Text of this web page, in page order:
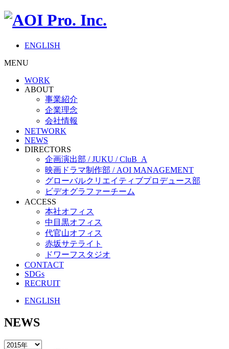
ENGLISH
MENU
WORK
ABOUT
事業紹介
企業理念
会社情報
NETWORK
NEWS
DIRECTORS
企画演出部 / JUKU / CluB_A
映画ドラマ制作部 / AOI MANAGEMENT
グローバルクリエイティブプロデュース部
ビデオグラファーチーム
ACCESS
本社オフィス
中目黒オフィス
代官山オフィス
赤坂サテライト
ドワーフスタジオ
CONTACT
SDGs
RECRUIT
ENGLISH
NEWS